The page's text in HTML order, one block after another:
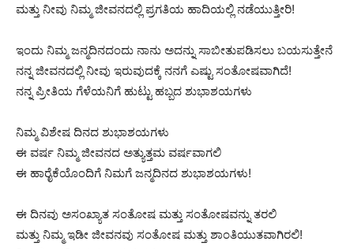
ಮತ್ತು ನೀವು ನಿಮ್ಮ ಜೀವನದಲ್ಲಿ ಪ್ರಗತಿಯ ಹಾದಿಯಲ್ಲಿ ನಡೆಯುತ್ತೀರಿ!
ಇಂದು ನಿಮ್ಮ ಜನ್ಮದಿನದಂದು ನಾನು ಅದನ್ನು ಸಾಬೀತುಪಡಿಸಲು ಬಯಸುತ್ತೇನೆ
ನನ್ನ ಜೀವನದಲ್ಲಿ ನೀವು ಇರುವುದಕ್ಕೆ ನನಗೆ ಎಷ್ಟು ಸಂತೋಷವಾಗಿದೆ!
ನನ್ನ ಪ್ರೀತಿಯ ಗೆಳೆಯನಿಗೆ ಹುಟ್ಟು ಹಬ್ಬದ ಶುಭಾಶಯಗಳು
ನಿಮ್ಮ ವಿಶೇಷ ದಿನದ ಶುಭಾಶಯಗಳು
ಈ ವರ್ಷ ನಿಮ್ಮ ಜೀವನದ ಅತ್ಯುತ್ತಮ ವರ್ಷವಾಗಲಿ
ಈ ಹಾರೈಕೆಯೊಂದಿಗೆ ನಿಮಗೆ ಜನ್ಮದಿನದ ಶುಭಾಶಯಗಳು!
ಈ ದಿನವು ಅಸಂಖ್ಯಾತ ಸಂತೋಷ ಮತ್ತು ಸಂತೋಷವನ್ನು ತರಲಿ
ಮತ್ತು ನಿಮ್ಮ ಇಡೀ ಜೀವನವು ಸಂತೋಷ ಮತ್ತು ಶಾಂತಿಯುತವಾಗಿರಲಿ!